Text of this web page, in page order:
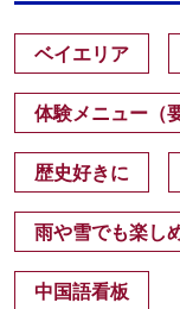
ベイエリア
体験メニュー（
歴史好きに
雨や雪でも楽し
中国語看板